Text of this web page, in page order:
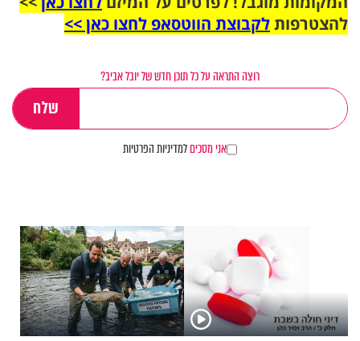
להצטרפותלקבוצת הווטסאפ לחצו כאן >>
רוצה התראה על כל תוכן חדש של יובל אביב?
אני מסכיםלמדיניות הפרטיות